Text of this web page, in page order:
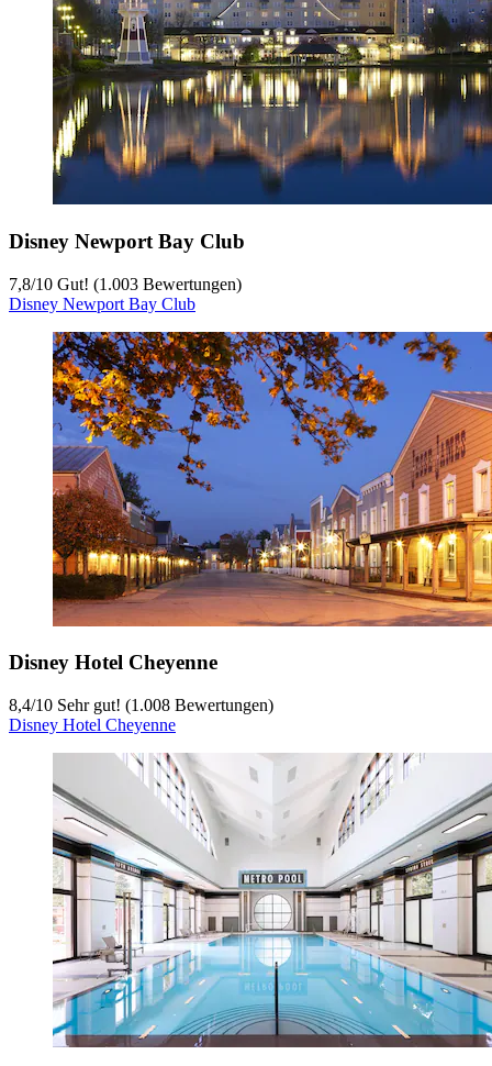
Disney Newport Bay Club
7,8/10 Gut! (1.003 Bewertungen)
Disney Newport Bay Club
Disney Hotel Cheyenne
8,4/10 Sehr gut! (1.008 Bewertungen)
Disney Hotel Cheyenne